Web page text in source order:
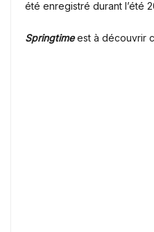
été enregistré durant l’été
Springtimeest à découvrir